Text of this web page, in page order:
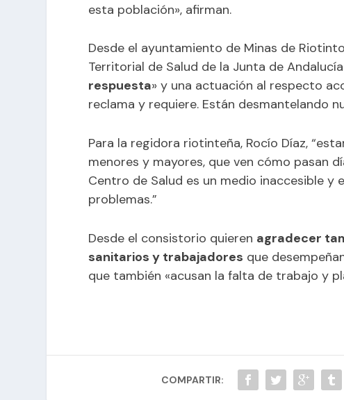
esta población», afirman.
Desde el ayuntamiento de Minas de
Territorial de Salud de la Junta de
respuesta» y una actuación al respecto
reclama y requiere. Están desmantelando
Para la regidora riotinteña, Rocío Díaz,
menores y mayores, que ven cómo pasan
Centro de Salud es un medio inaccesible y
problemas.”
Desde el consistorio quieren agradecer
sanitarios y trabajadores que
que también «acusan la falta de trabajo y
COMPARTIR: